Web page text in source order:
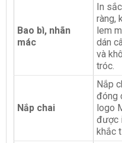
Bao bì, nhãn
mác
In
ràng,
lem
dán
và
tróc.
Nắp chai
Nắp
đóng
logo
được
khắc